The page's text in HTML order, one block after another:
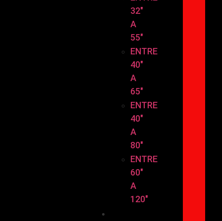
32″
A
55″
ENTRE
40″
A
65″
ENTRE
40″
A
80″
ENTRE
60″
A
120″